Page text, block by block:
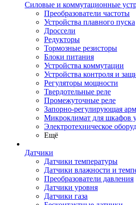
Силовые и коммутационные
Преобразователи частоты
Устройства плавного пуска
Дроссели
Редукторы
Тормозные резисторы
Блоки питания
Устройства коммутации
Устройства контроля и
Регуляторы мощности
Твердотельные реле
Промежуточные реле
Запорно-регулирующая
Микроклимат для шкафов
Электротехническое
Ещё
Датчики
Датчики температуры
Датчики влажности и
Преобразователи давления
Датчики уровня
Датчики газа